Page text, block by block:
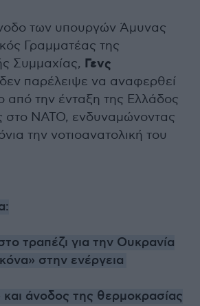
των υπουργών Άμυνας
Γραμματέας της
Συμμαχίας, Γενς
δεν παρέλειψε να αναφερθεί
από την ένταξη της Ελλάδος
στο ΝΑΤΟ, ενδυναμώνοντας
την νοτιοανατολική του
τραπέζι για την Ουκρανία
στην ενέργεια
άνοδος της θερμοκρασίας